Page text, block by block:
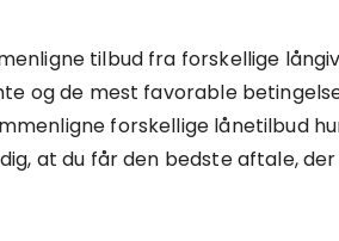
tilbud fra forskellige
og de mest favorable
forskellige lånetilbud
at du får den bedste aftale,